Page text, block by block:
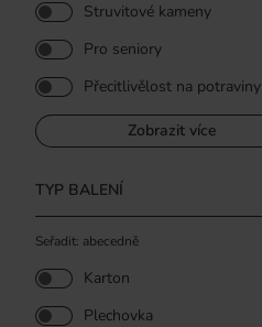
Struvitové kameny
Pro seniory
Přecitlivělost na potraviny
Zobrazit více
TYP BALENÍ
Seřadit: abecedně
Karton
Plechovka